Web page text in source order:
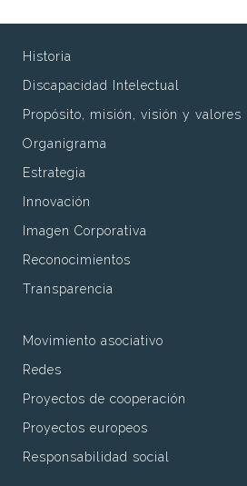
Historia
Discapacidad Intelectual
Propósito, misión, visión y valores
Organigrama
Estrategia
Innovación
Imagen Corporativa
Reconocimientos
Transparencia
Movimiento asociativo
Redes
Proyectos de cooperación
Proyectos europeos
Responsabilidad social